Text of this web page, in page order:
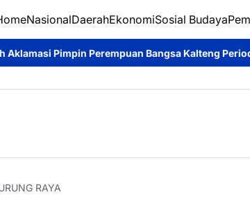
NasionalDaerahEkonomiSosial Budaya
Bangsa Kalteng Periode 2026–2031 DPRD
RAYA